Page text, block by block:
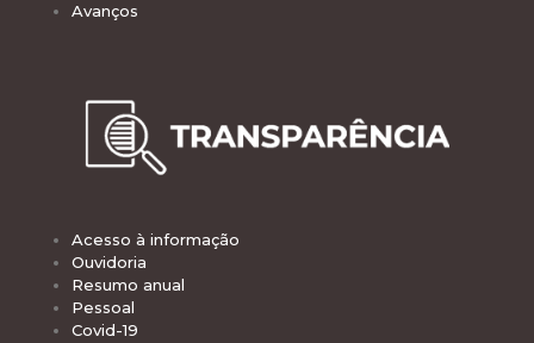
Avanços
Acesso à informação
Ouvidoria
Resumo anual
Pessoal
Covid-19